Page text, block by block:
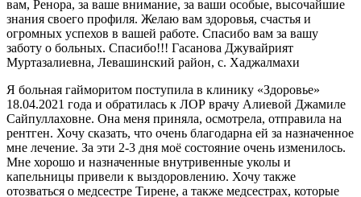
вам, Ренора, за ваше внимание, за ваши особые, высочайшие
знания своего профиля. Желаю вам здоровья, счастья и
огромных успехов в вашей работе. Спасибо вам за вашу
заботу о больных. Спасибо!!! Гасанова Джувайрият
Муртазалиевна, Левашинский район, с. Хаджалмахи
Я больная гайморитом поступила в клинику «Здоровье»
18.04.2021 года и обратилась к ЛОР врачу Алиевой Джамиле
Сайпуллаховне. Она меня приняла, осмотрела, отправила на
рентген. Хочу сказать, что очень благодарна ей за назначенное
мне лечение. За эти 2-3 дня моё состояние очень изменилось.
Мне хорошо и назначенные внутривенные уколы и
капельницы привели к выздоровлению. Хочу также
отозваться о медсестре Тирене, а также медсестрах, которые